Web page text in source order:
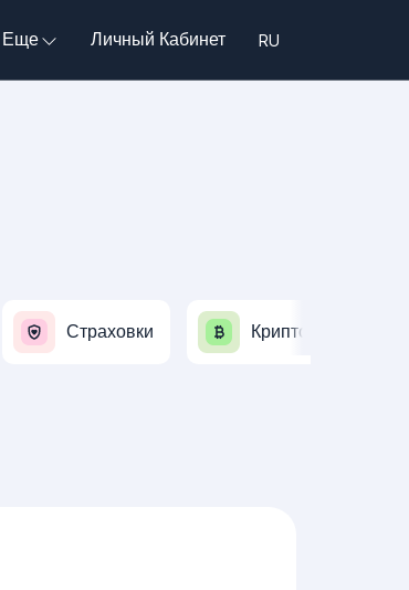
Еще Личный Кабинет
Страховки Криптовалюты